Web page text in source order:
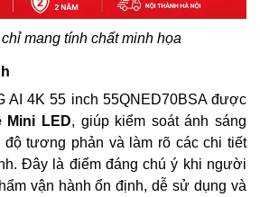
mang tính chất minh họa
AI 4K 55 inch 55QNED70BSA được
Mini LED, giúp kiểm soát ánh sáng
tương phản và làm rõ các chi tiết
Đây là điểm đáng chú ý khi người
vận hành ổn định, dễ sử dụng và